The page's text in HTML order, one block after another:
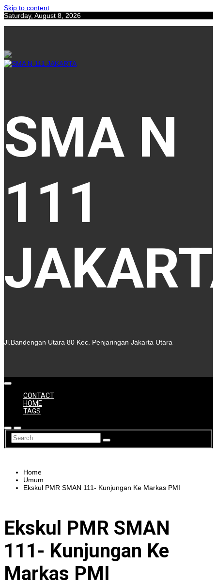
Skip to content
Saturday, August 8, 2026
SMA N
111
Jl.Bandengan Utara 80 Kec. Penjaringan Jakarta Utara
CONTACT
HOME
TAGS
Home
Umum
Ekskul PMR SMAN 111- Kunjungan Ke Markas PMI
Ekskul PMR SMAN
111- Kunjungan Ke
Markas PMI